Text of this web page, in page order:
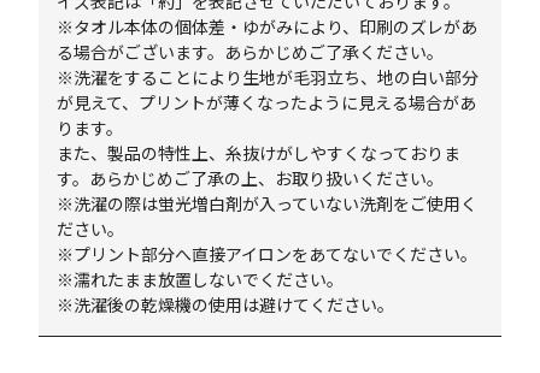
※タオル本体の個体差・ゆがみにより、印刷のズレがあ
る場合がございます。あらかじめご了承ください。
※洗濯をすることにより生地が毛羽立ち、地の白い部分
が見えて、プリントが薄くなったように見える場合があ
ります。
また、製品の特性上、糸抜けがしやすくなっておりま
す。あらかじめご了承の上、お取り扱いください。
※洗濯の際は蛍光増白剤が入っていない洗剤をご使用く
ださい。
※プリント部分へ直接アイロンをあてないでください。
※濡れたまま放置しないでください。
※洗濯後の乾燥機の使用は避けてください。